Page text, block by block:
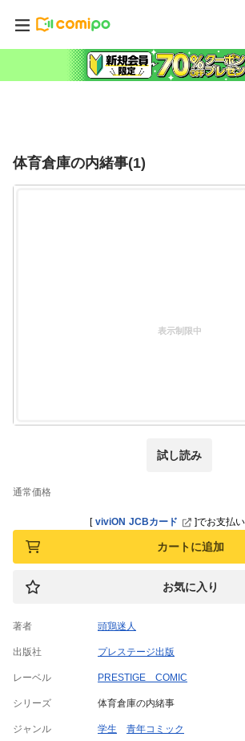
体育倉庫の内緒事(1)
表示制限中
試し読み
通常価格
[ viviON JCBカード ]でお支払
カートに追加
お気に入り
著者 頭鶏迷人
出版社 プレステージ出版
レーベル PRESTIGE COMIC
シリーズ 体育倉庫の内緒事
ジャンル 学生 青年コミック